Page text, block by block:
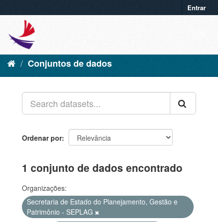
Entrar
Conjuntos de dados
Ordenar por
1 conjunto de dados encontrado
Organizações:
Secretaria de Estado do Planejamento, Gestão e
Patrimônio - SEPLAG